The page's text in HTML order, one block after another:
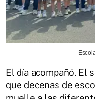
El día acompañó. El
que decenas de